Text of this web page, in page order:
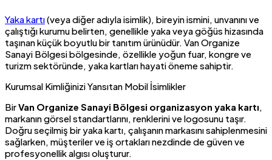
Yaka kartı(veya diğer adıyla isimlik), bireyin ismini, unvanını ve
çalıştığı kurumu belirten, genellikle yaka veya göğüs hizasında
taşınan küçük boyutlu bir tanıtım ürünüdür. Van Organize
Sanayi Bölgesi bölgesinde, özellikle yoğun fuar, kongre ve
turizm sektöründe, yaka kartları hayati öneme sahiptir.
Kurumsal Kimliğinizi Yansıtan Mobil İsimlikler
BirVan Organize Sanayi Bölgesi organizasyon yaka kartı,
markanın görsel standartlarını, renklerini ve logosunu taşır.
Doğru seçilmiş bir yaka kartı, çalışanın markasını sahiplenmesini
sağlarken, müşteriler ve iş ortakları nezdinde de güven ve
profesyonellik algısı oluşturur.